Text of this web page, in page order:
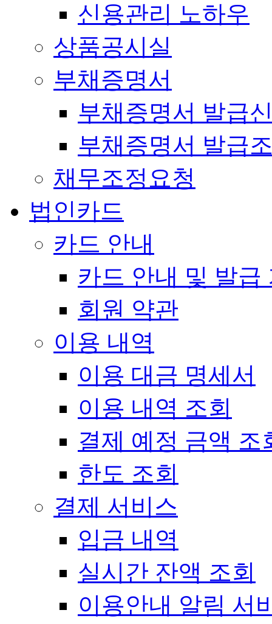
신용관리 노하우
상품공시실
부채증명서
부채증명서 발급
부채증명서 발급
채무조정요청
법인카드
카드 안내
카드 안내 및 발급
회원 약관
이용 내역
이용 대금 명세서
이용 내역 조회
결제 예정 금액 조
한도 조회
결제 서비스
입금 내역
실시간 잔액 조회
이용안내 알림 서